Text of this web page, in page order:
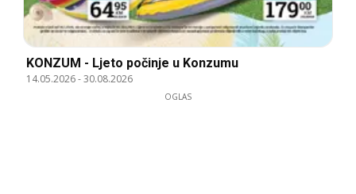
KONZUM - Ljeto počinje u Konzumu
14.05.2026-30.08.2026
OGLAS